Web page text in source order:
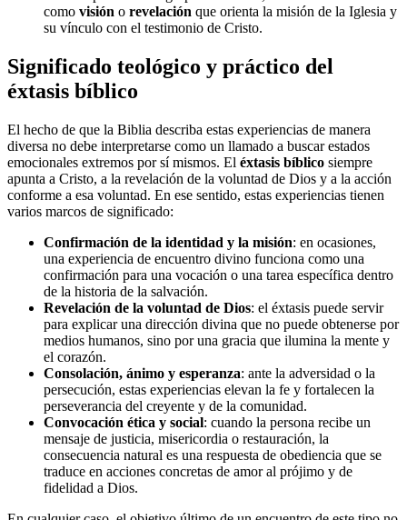
como visión o revelación que orienta la misión de la Iglesia y
su vínculo con el testimonio de Cristo.
Significado teológico y práctico del
éxtasis bíblico
El hecho de que la Biblia describa estas experiencias de manera
diversa no debe interpretarse como un llamado a buscar estados
emocionales extremos por sí mismos. El éxtasis bíblico siempre
apunta a Cristo, a la revelación de la voluntad de Dios y a la acción
conforme a esa voluntad. En ese sentido, estas experiencias tienen
varios marcos de significado:
Confirmación de la identidad y la misión: en ocasiones,
una experiencia de encuentro divino funciona como una
confirmación para una vocación o una tarea específica dentro
de la historia de la salvación.
Revelación de la voluntad de Dios: el éxtasis puede servir
para explicar una dirección divina que no puede obtenerse por
medios humanos, sino por una gracia que ilumina la mente y
el corazón.
Consolación, ánimo y esperanza: ante la adversidad o la
persecución, estas experiencias elevan la fe y fortalecen la
perseverancia del creyente y de la comunidad.
Convocación ética y social: cuando la persona recibe un
mensaje de justicia, misericordia o restauración, la
consecuencia natural es una respuesta de obediencia que se
traduce en acciones concretas de amor al prójimo y de
fidelidad a Dios.